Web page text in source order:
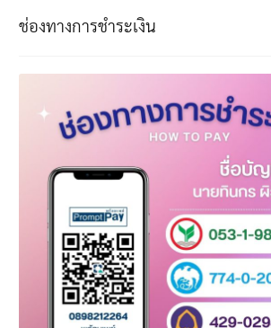
ช่องทางการชำระเงิน